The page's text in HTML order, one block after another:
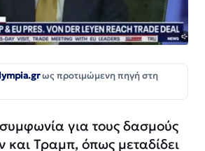
ως προτιμώμενη πηγή στη
για τους δασμούς
και Τραμπ, όπως μεταδίδει